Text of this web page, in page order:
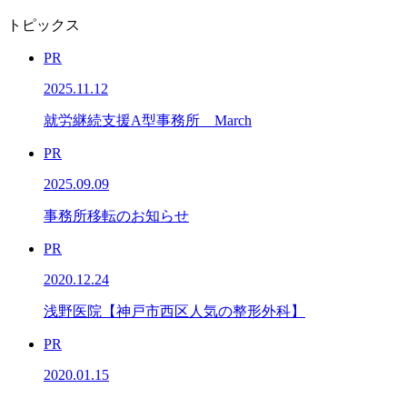
トピックス
PR
2025.11.12
就労継続支援A型事務所 March
PR
2025.09.09
事務所移転のお知らせ
PR
2020.12.24
浅野医院【神戸市西区人気の整形外科】
PR
2020.01.15